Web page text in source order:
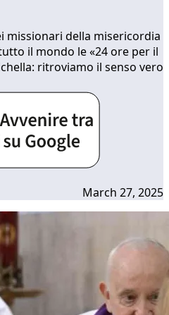
missionari della misericordia
il mondo le «24 ore per il
ritroviamo il senso vero
March 27, 2025